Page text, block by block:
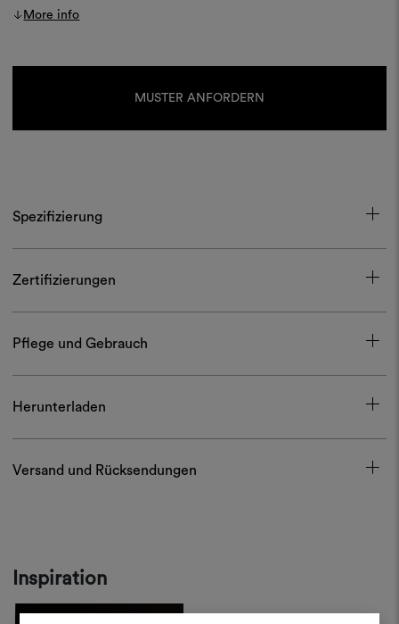
More info
MUSTER ANFORDERN
Spezifizierung
Zertifizierungen
Pflege und Gebrauch
Herunterladen
Versand und Rücksendungen
Inspiration